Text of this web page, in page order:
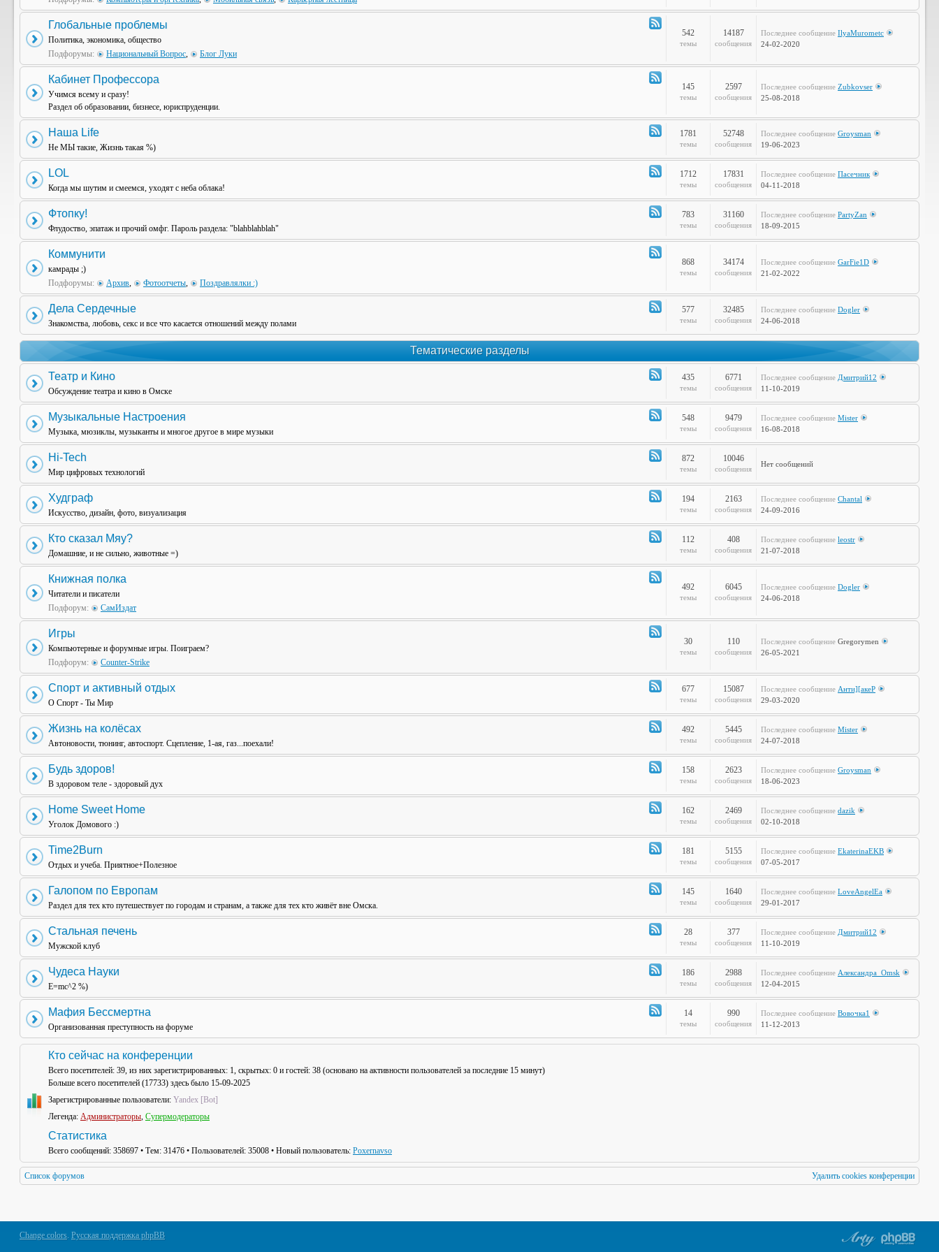
Канал
Глобальные проблемы
Политика, экономика, общество
Подфорумы:
Национальный Вопрос, Блог Луки
542
темы
14187
сообщения
Последнее сообщение IlyaMurometc
24-02-2020
Кабинет
Профессора
Кабинет Профессора
Учимся всему и сразу!
Раздел об образовании, бизнесе, юриспруденции.
145
темы
2597
сообщения
Последнее сообщение Zubkovser
25-08-2018
Канал
-
Наша Life
Не МЫ такие, Жизнь такая %)
1781
темы
52748
сообщения
Последнее сообщение Groysman
19-06-2023
Канал
-
LOL
Когда мы шутим и смеемся, уходят с неба облака!
1712
темы
17831
сообщения
Последнее сообщение Пасечник
04-11-2018
Канал
-
Фтопку!
Флудоство, эпатаж и прочий омфг. Пароль раздела: "blahblahblah"
783
темы
31160
сообщения
Последнее сообщение PartyZan
18-09-2015
Канал
Коммунити
камрады ;)
Подфорумы:
Архив, Фотоотчеты, Поздравлялки :)
868
темы
34174
сообщения
Последнее сообщение GarFie1D
21-02-2022
Канал
-
Дела Сердечные
Знакомства, любовь, секс и все что касается отношений между полами
577
темы
32485
сообщения
Последнее сообщение Dogler
24-06-2018
Тематические разделы
Канал
-
Театр и Кино
Обсуждение театра и кино в Омске
435
темы
6771
сообщения
Последнее сообщение Дмитрий12
11-10-2019
Канал
-
Музыкальные
Музыкальные Настроения
Музыка, мюзиклы, музыканты и многое другое в мире музыки
548
темы
9479
сообщения
Последнее сообщение Mister
16-08-2018
Канал
-
Hi-Tech
Мир цифровых технологий
872
темы
10046
сообщения
Нет сообщений
Канал
-
Худграф
Худграф
Искусство, дизайн, фото, визуализация
194
темы
2163
сообщения
Последнее сообщение Chantal
24-09-2016
Канал
-
сказал
Мяу?
Кто сказал Мяу?
Домашние, и не сильно, животные =)
112
темы
408
сообщения
Последнее сообщение leostr
21-07-2018
Канал
Книжная полка
Читатели и писатели
Подфорум:
СамИздат
492
темы
6045
сообщения
Последнее сообщение Dogler
24-06-2018
Игры
Компьютерные и форумные игры. Поиграем?
Подфорум:
Counter-Strike
30
темы
110
сообщения
Последнее сообщение Gregorymen
26-05-2021
Канал
-
Спорт и активный отдых
О Спорт - Ты Мир
677
темы
15087
сообщения
Последнее сообщение Анти][акеР
29-03-2020
Канал
-
Жизнь
Жизнь на колёсах
Автоновости, тюнинг, автоспорт. Сцепление, 1-ая, газ...поехали!
492
темы
5445
сообщения
Последнее сообщение Mister
24-07-2018
Канал
-
Будь здоров!
В здоровом теле - здоровый дух
158
темы
2623
сообщения
Последнее сообщение Groysman
18-06-2023
Канал
-
Home Sweet Home
Уголок Домового :)
162
темы
2469
сообщения
Последнее сообщение dazik
02-10-2018
Канал
-
Time2Burn
Time2Burn
Отдых и учеба. Приятное+Полезное
181
темы
5155
сообщения
Последнее сообщение EkaterinaEKB
07-05-2017
Канал
-
Галопом
Галопом по Европам
Раздел для тех кто путешествует по городам и странам, а также для тех кто живёт вне Омска.
145
темы
1640
сообщения
Последнее сообщение LoveAngelEa
29-01-2017
Канал
-
Стальная
Стальная печень
Мужской клуб
28
темы
377
сообщения
Последнее сообщение Дмитрий12
11-10-2019
Канал
-
Чудеса Науки
E=mc^2 %)
186
темы
2988
сообщения
Последнее сообщение Александра_Omsk
12-04-2015
Канал
-
Мафия Бессмертна
Организованная преступность на форуме
14
темы
990
сообщения
Последнее сообщение Вовочка1
11-12-2013
Кто сейчас на конференции
Всего посетителей: 39, из них зарегистрированных: 1, скрытых: 0 и гостей: 38 (основано на активности пользователей за последние 15 минут)
Больше всего посетителей (17733) здесь было 15-09-2025
Зарегистрированные пользователи: Yandex [Bot]
Легенда: Администраторы, Супермодераторы
Статистика
Всего сообщений: 358697 • Тем: 31476 • Пользователей: 35008 • Новый пользователь: Poxernavso
Список форумов Удалить cookies конференции
Change colors. Русская поддержка phpBB